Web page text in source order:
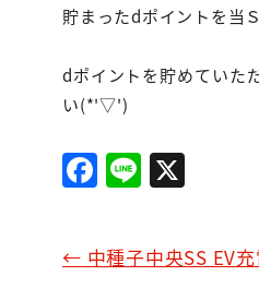
貯まったdポイントを当
dポイントを貯めていた
い(*'▽')
F
a
c
e
Li
n
e
← 中種子中央SS EV